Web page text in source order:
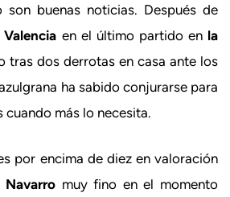
son buenas noticias. Después de
Valencia en el último partido en la
tras dos derrotas en casa ante los
ha sabido conjurarse para
cuando más lo necesita.
por encima de diez en valoración
Navarro muy fino en el momento